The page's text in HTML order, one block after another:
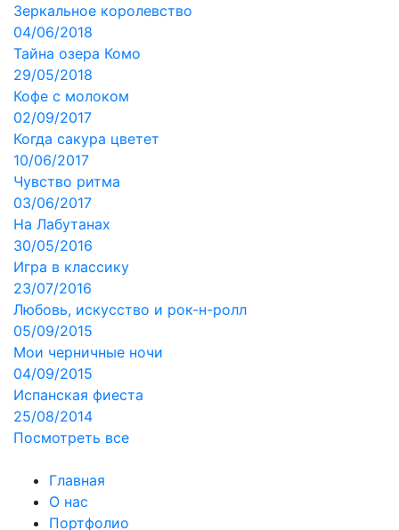
Зеркальное королевство
04/06/2018
Тайна озера Комо
29/05/2018
Кофе с молоком
02/09/2017
Когда сакура цветет
10/06/2017
Чувство ритма
03/06/2017
На Лабутанах
30/05/2016
Игра в классику
23/07/2016
Любовь, искусство и рок-н-ролл
05/09/2015
Мои черничные ночи
04/09/2015
Испанская фиеста
25/08/2014
Посмотреть все
Главная
О нас
Портфолио